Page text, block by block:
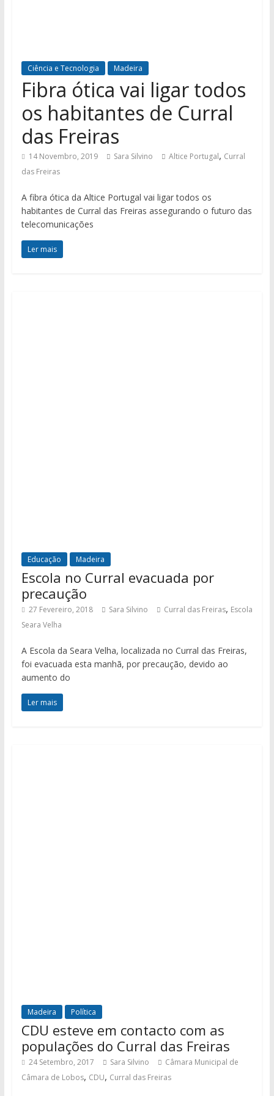
Ciência e Tecnologia Madeira
Fibra ótica vai ligar todos
os habitantes de Curral
das Freiras
14 Novembro, 2019 Sara Silvino Altice Portugal, Curral
das Freiras
A fibra ótica da Altice Portugal vai ligar todos os
habitantes de Curral das Freiras assegurando o futuro das
telecomunicações
Ler mais
Educação Madeira
Escola no Curral evacuada por
precaução
27 Fevereiro, 2018 Sara Silvino Curral das Freiras, Escola
Seara Velha
A Escola da Seara Velha, localizada no Curral das Freiras,
foi evacuada esta manhã, por precaução, devido ao
aumento do
Ler mais
Madeira Política
CDU esteve em contacto com as
populações do Curral das Freiras
24 Setembro, 2017 Sara Silvino
Câmara Municipal de
Câmara de Lobos, CDU, Curral das Freiras